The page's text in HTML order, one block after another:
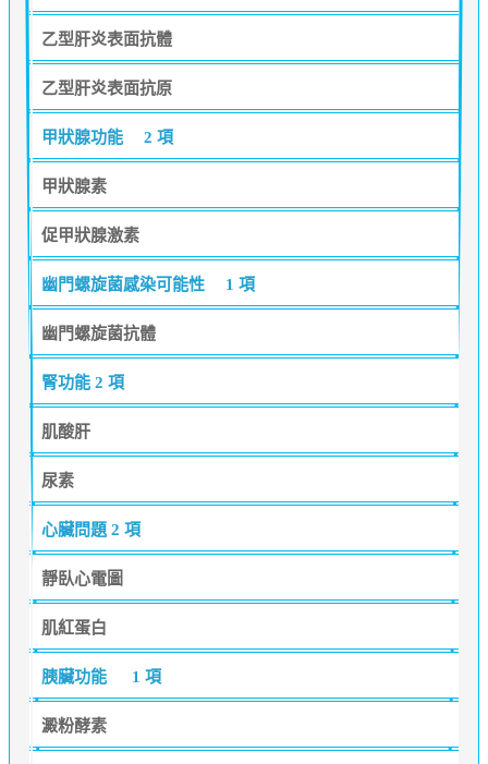
乙型肝炎表面抗體
乙型肝炎表面抗原
甲狀腺功能 2 項
甲狀腺素
促甲狀腺激素
幽門螺旋菌感染可能性 1 項
幽門螺旋菌抗體
腎功能 2 項
肌酸肝
尿素
心臟問題 2 項
靜臥心電圖
肌紅蛋白
胰臟功能 1 項
澱粉酵素